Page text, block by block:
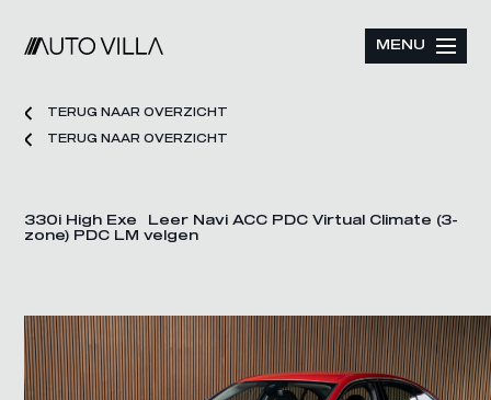
MENU
TERUG NAAR OVERZICHT
TERUG NAAR OVERZICHT
330i High Exe Leer Navi ACC PDC Virtual Climate (3-
zone) PDC LM velgen